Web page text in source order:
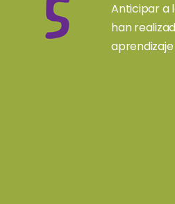
Anticipar a
han